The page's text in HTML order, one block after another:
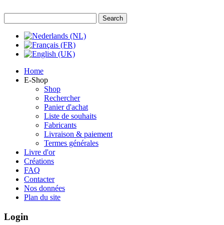
Home
E-Shop
Shop
Rechercher
Panier d'achat
Liste de souhaits
Fabricants
Livraison & paiement
Termes générales
Livre d'or
Créations
FAQ
Contacter
Nos données
Plan du site
Login